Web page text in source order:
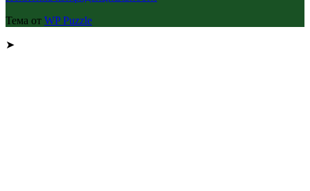
Тема от WP Puzzle
➤